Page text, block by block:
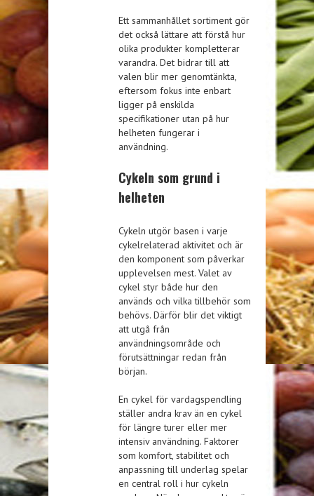
Ett sammanhållet sortiment gör
det också lättare att förstå hur
olika produkter kompletterar
varandra. Det bidrar till att
valen blir mer genomtänkta,
eftersom fokus inte enbart
ligger på enskilda
specifikationer utan på hur
helheten fungerar i
användning.
Cykeln som grund i
helheten
Cykeln utgör basen i varje
cykelrelaterad aktivitet och är
den komponent som påverkar
upplevelsen mest. Valet av
cykel styr både hur den
används och vilka tillbehör som
behövs. Därför blir det viktigt
att utgå från
användningsområde och
förutsättningar redan från
början.
En cykel för vardagspendling
ställer andra krav än en cykel
för längre turer eller mer
intensiv användning. Faktorer
som komfort, stabilitet och
anpassning till underlag spelar
en central roll i hur cykeln